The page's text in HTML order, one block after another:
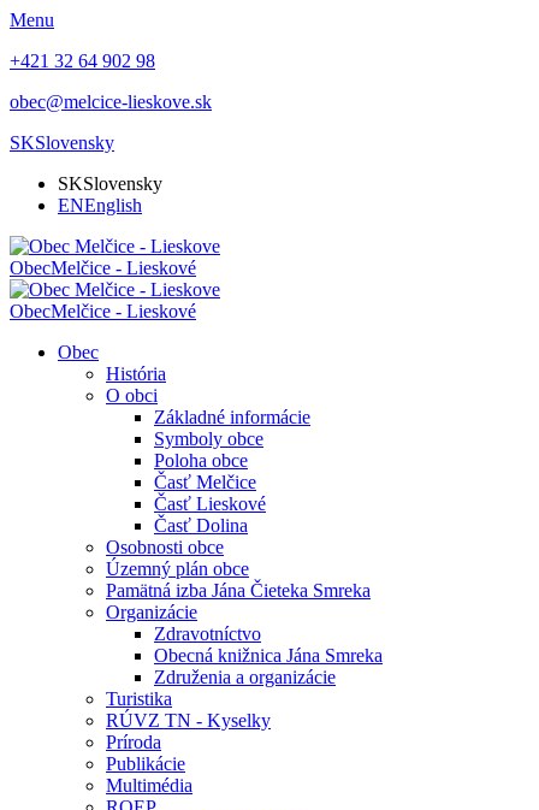
Menu
+421 32 64 902 98
obec@melcice-lieskove.sk
SKSlovensky
SKSlovensky
ENEnglish
ObecMelčice - Lieskové
ObecMelčice - Lieskové
Obec
História
O obci
Základné informácie
Symboly obce
Poloha obce
Časť Melčice
Časť Lieskové
Časť Dolina
Osobnosti obce
Územný plán obce
Pamätná izba Jána Čieteka Smreka
Organizácie
Zdravotníctvo
Obecná knižnica Jána Smreka
Združenia a organizácie
Turistika
RÚVZ TN - Kyselky
Príroda
Publikácie
Multimédia